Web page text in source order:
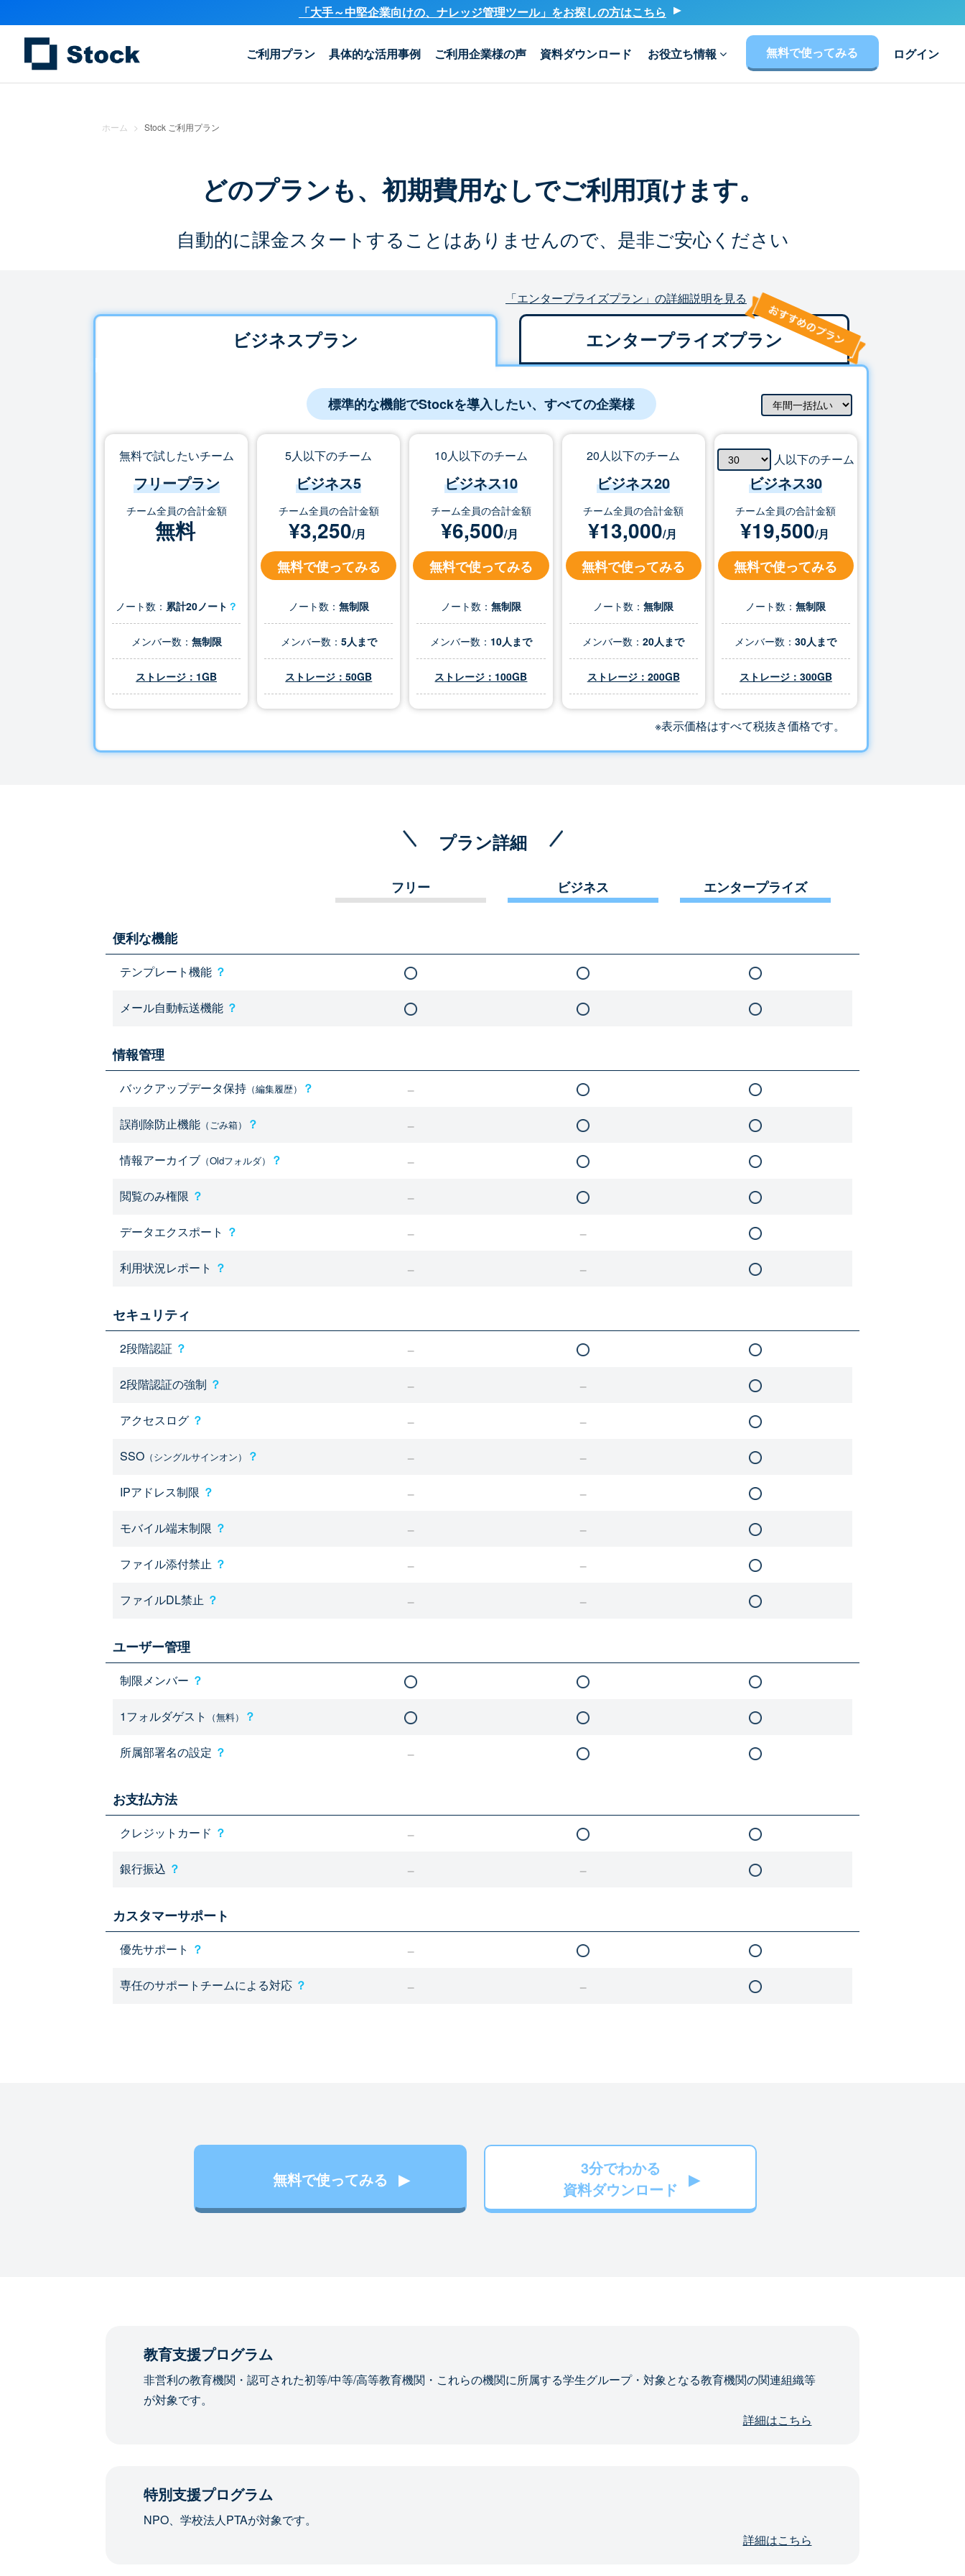
「大手～中堅企業向けの、ナレッジ管理ツール」をお探しの方はこちら
ご利用プラン 具体的な活用事例 ご利用企業様の声 資料ダウンロード お役立ち情報 無料で使ってみる ログイン
ホーム > Stock ご利用プラン
どのプランも、初期費用なしでご利用頂けます。
自動的に課金スタートすることはありませんので、是非ご安心ください
「エンタープライズプラン」の詳細説明を見る
ビジネスプラン エンタープライズプラン
標準的な機能でStockを導入したい、すべての企業様
無料で試したいチーム
フリープラン
チーム全員の合計金額
無料
ノート数： 累計20ノート ？
メンバー数： 無制限
ストレージ：1GB
5人以下のチーム
ビジネス5
チーム全員の合計金額
¥3,250/月
無料で使ってみる
ノート数： 無制限
メンバー数： 5人まで
ストレージ：50GB
10人以下のチーム
ビジネス10
チーム全員の合計金額
¥6,500/月
無料で使ってみる
ノート数： 無制限
メンバー数： 10人まで
ストレージ：100GB
20人以下のチーム
ビジネス20
チーム全員の合計金額
¥13,000/月
無料で使ってみる
ノート数：無制限
メンバー数：20人まで
ストレージ：200GB
人以下のチーム
ビジネス30
チーム全員の合計金額
¥19,500/月
無料で使ってみる
ノート数：無制限
メンバー数：30人まで
ストレージ： 300GB
※表示価格はすべて税抜き価格です。
プラン詳細
フリー ビジネス エンタープライズ
便利な機能
テンプレート機能 ？
メール自動転送機能 ？
情報管理
バックアップデータ保持 （編集履歴） ？
誤削除防止機能 （ごみ箱） ？
情報アーカイブ （Oldフォルダ） ？
閲覧のみ権限 ？
データエクスポート ？
利用状況レポート ？
セキュリティ
2段階認証 ？
2段階認証の強制 ？
アクセスログ ？
SSO （シングルサインオン） ？
IPアドレス制限 ？
モバイル端末制限 ？
ファイル添付禁止 ？
ファイルDL禁止 ？
ユーザー管理
制限メンバー ？
1フォルダゲスト （無料） ？
所属部署名の設定 ？
お支払方法
クレジットカード ？
銀行振込 ？
カスタマーサポート
優先サポート ？
専任のサポートチームによる対応 ？
無料で使ってみる
3分でわかる
資料ダウンロード
教育支援プログラム
非営利の教育機関・認可された初等/中等/高等教育機関・これらの機関に所属する学生グループ・対象となる教育機関の関連組織等
が対象です。
詳細はこちら
特別支援プログラム
NPO、学校法人PTAが対象です。
詳細はこちら